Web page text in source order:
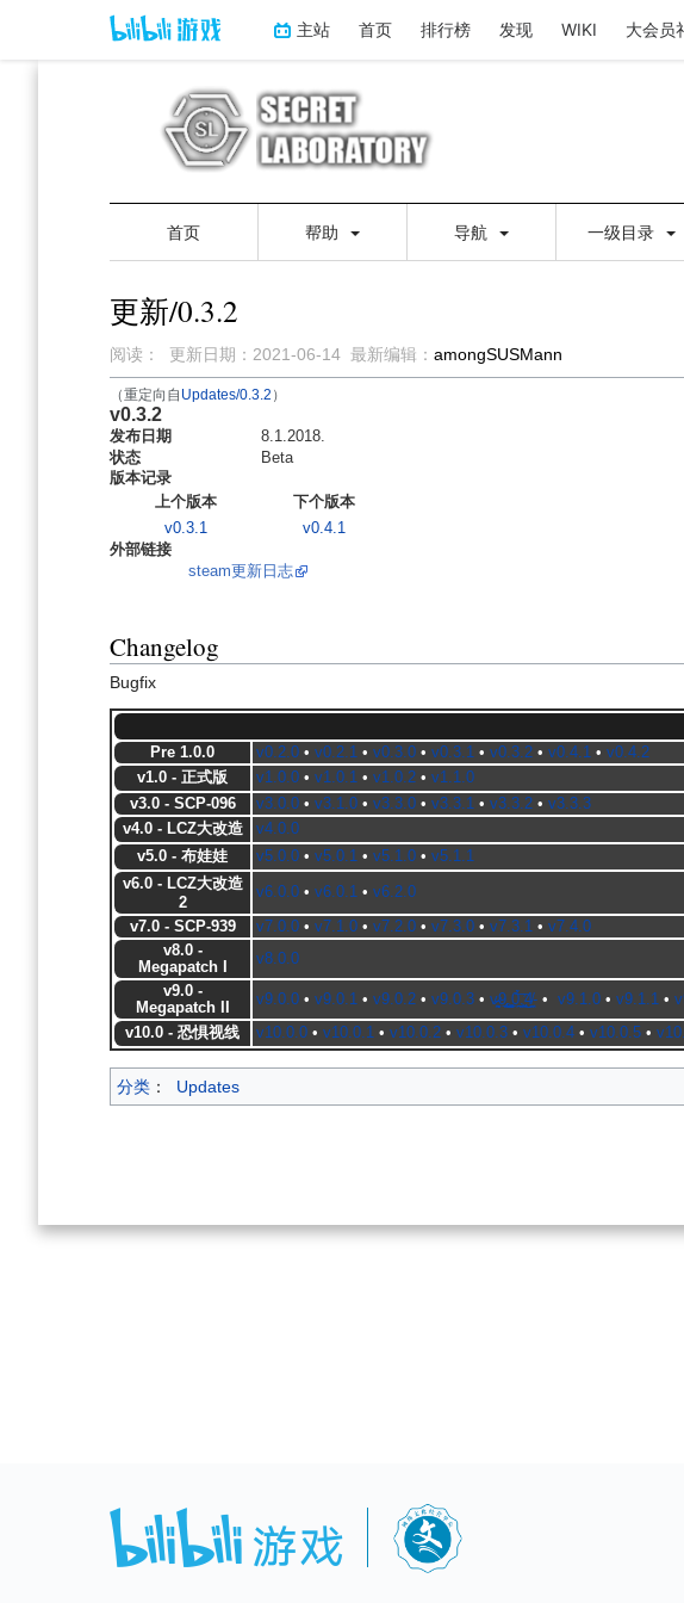
主站 首页 排行榜 发现 WIKI 大会员
首页 帮助 导航 一级目录
更新/0.3.2
阅读： 更新日期： 2021-06-14 最新编辑： amongSUSMann
（重定向自 Updates/0.3.2 ）
跳
到
导
航
跳
到
搜
索
v0.3.2
发布日期 8.1.2018.
状态
Beta
版本记录
上个版本
下个版本
v0.3.1
v0.4.1
外部链接
steam更新日志
Changelog
Bugfix
Pre 1.0.0 v0.2.0 •v0.2.1 •v0.3.0 •v0.3.1 •v0.3.2 •v0.4.1 •v0.4.2
v1.0 - 正式版
v1.0.0 •v1.0.1 •v1.0.2 •v1.1.0
v3.0 - SCP-096
v3.0.0 •v3.1.0 •v3.3.0 •v3.3.1 •v3.3.2 •v3.3.3
v4.0 - LCZ大改造
v4.0.0
v5.0 - 布娃娃
v5.0.0 •v5.0.1 •v5.1.0 •v5.1.1
v6.0 - LCZ大改造
2
v6.0.0 •v6.0.1 •v6.2.0
v7.0 - SCP-939 v7.0.0 •v7.1.0 •v7.2.0 •v7.3.0 •v7.3.1 •v7.4.0
v8.0 -
Megapatch I
v8.0.0
v9.0 -
Megapatch II
v9.0.0 •v9.0.1 •v9.0.2 •v9.0.3 •v̷̵͉̰͍ͅ9̢̩̟͎̳͟.̺̩̫̖͙̰͖0̖̪̀́͞.͉̪͖͕̕͜4̸̪̖- •v9.1.0 •v9.1.1 •
v10.0 - 恐惧视线
v10.0.0 •v10.0.1 •v10.0.2 •v10.0.3 •v10.0.4 •v10.0.5 •
分类 ： Updates